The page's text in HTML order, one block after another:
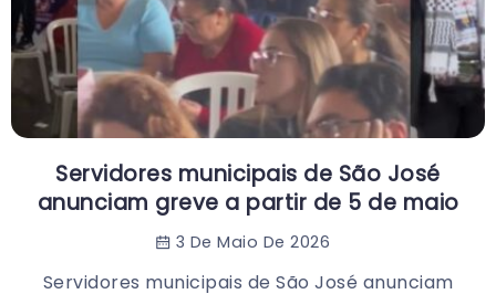
Servidores municipais de São José
anunciam greve a partir de 5 de maio
3 De Maio De 2026
Servidores municipais de São José anunciam